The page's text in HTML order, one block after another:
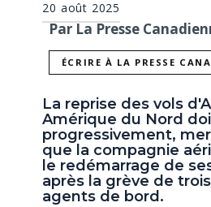
20 août 2025
Par La Presse
ÉCRIRE À LA PRESSE
La reprise des vols
Amérique du Nord
progressivement,
que la compagnie
le redémarrage de
après la grève de
agents de bord.